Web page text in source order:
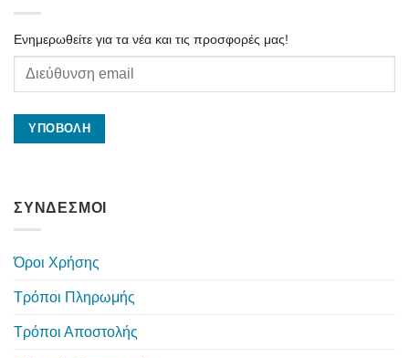
Ενημερωθείτε για τα νέα και τις προσφορές μας!
ΣΥΝΔΕΣΜΟΙ
Όροι Χρήσης
Τρόποι Πληρωμής
Τρόποι Αποστολής